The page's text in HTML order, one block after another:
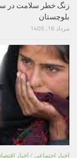
زنگ خطر سلامت در
بلوچستان
مرداد 16, 1405
اخبار اجتماعی / اخبار